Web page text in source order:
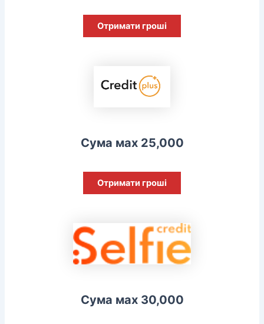
Отримати гроші
Сума мах 25,000
Отримати гроші
Сума мах 30,000